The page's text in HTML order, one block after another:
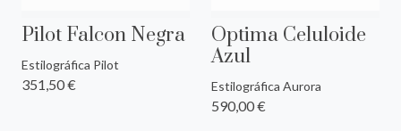
Pilot Falcon Negra
Estilográfica Pilot
351,50 €
Optima Celuloide
Azul
Estilográfica Aurora
590,00 €